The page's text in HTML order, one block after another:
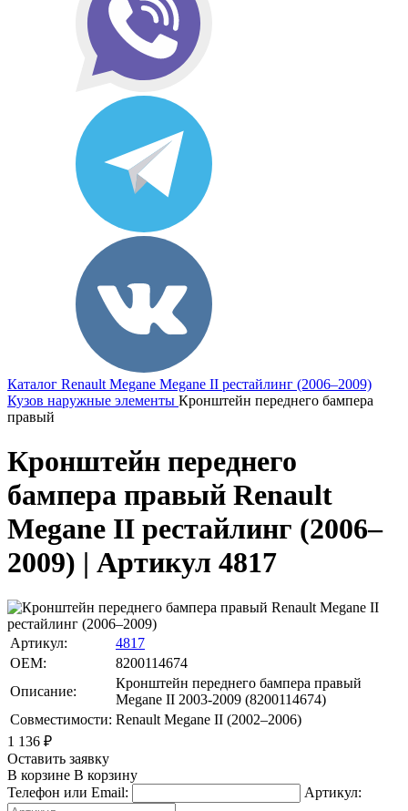
Каталог Renault Megane Megane II рестайлинг (2006–2009)
Кузов наружные элементы Кронштейн переднего бампера
правый
Кронштейн переднего
бампера правый Renault
Megane II рестайлинг (2006–
2009) | Артикул 4817
Артикул:
4817
OEM:
8200114674
Описание:
Кронштейн переднего бампера правый
Megane II 2003-2009 (8200114674)
Совместимости: Renault Megane II (2002–2006)
1 136 ₽
Оставить заявку
В корзине В корзину
Телефон или Email:
Артикул: